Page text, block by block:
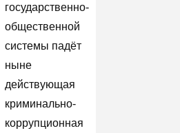
государственно-
общественной
системы падёт
ныне
действующая
криминально-
коррупционная